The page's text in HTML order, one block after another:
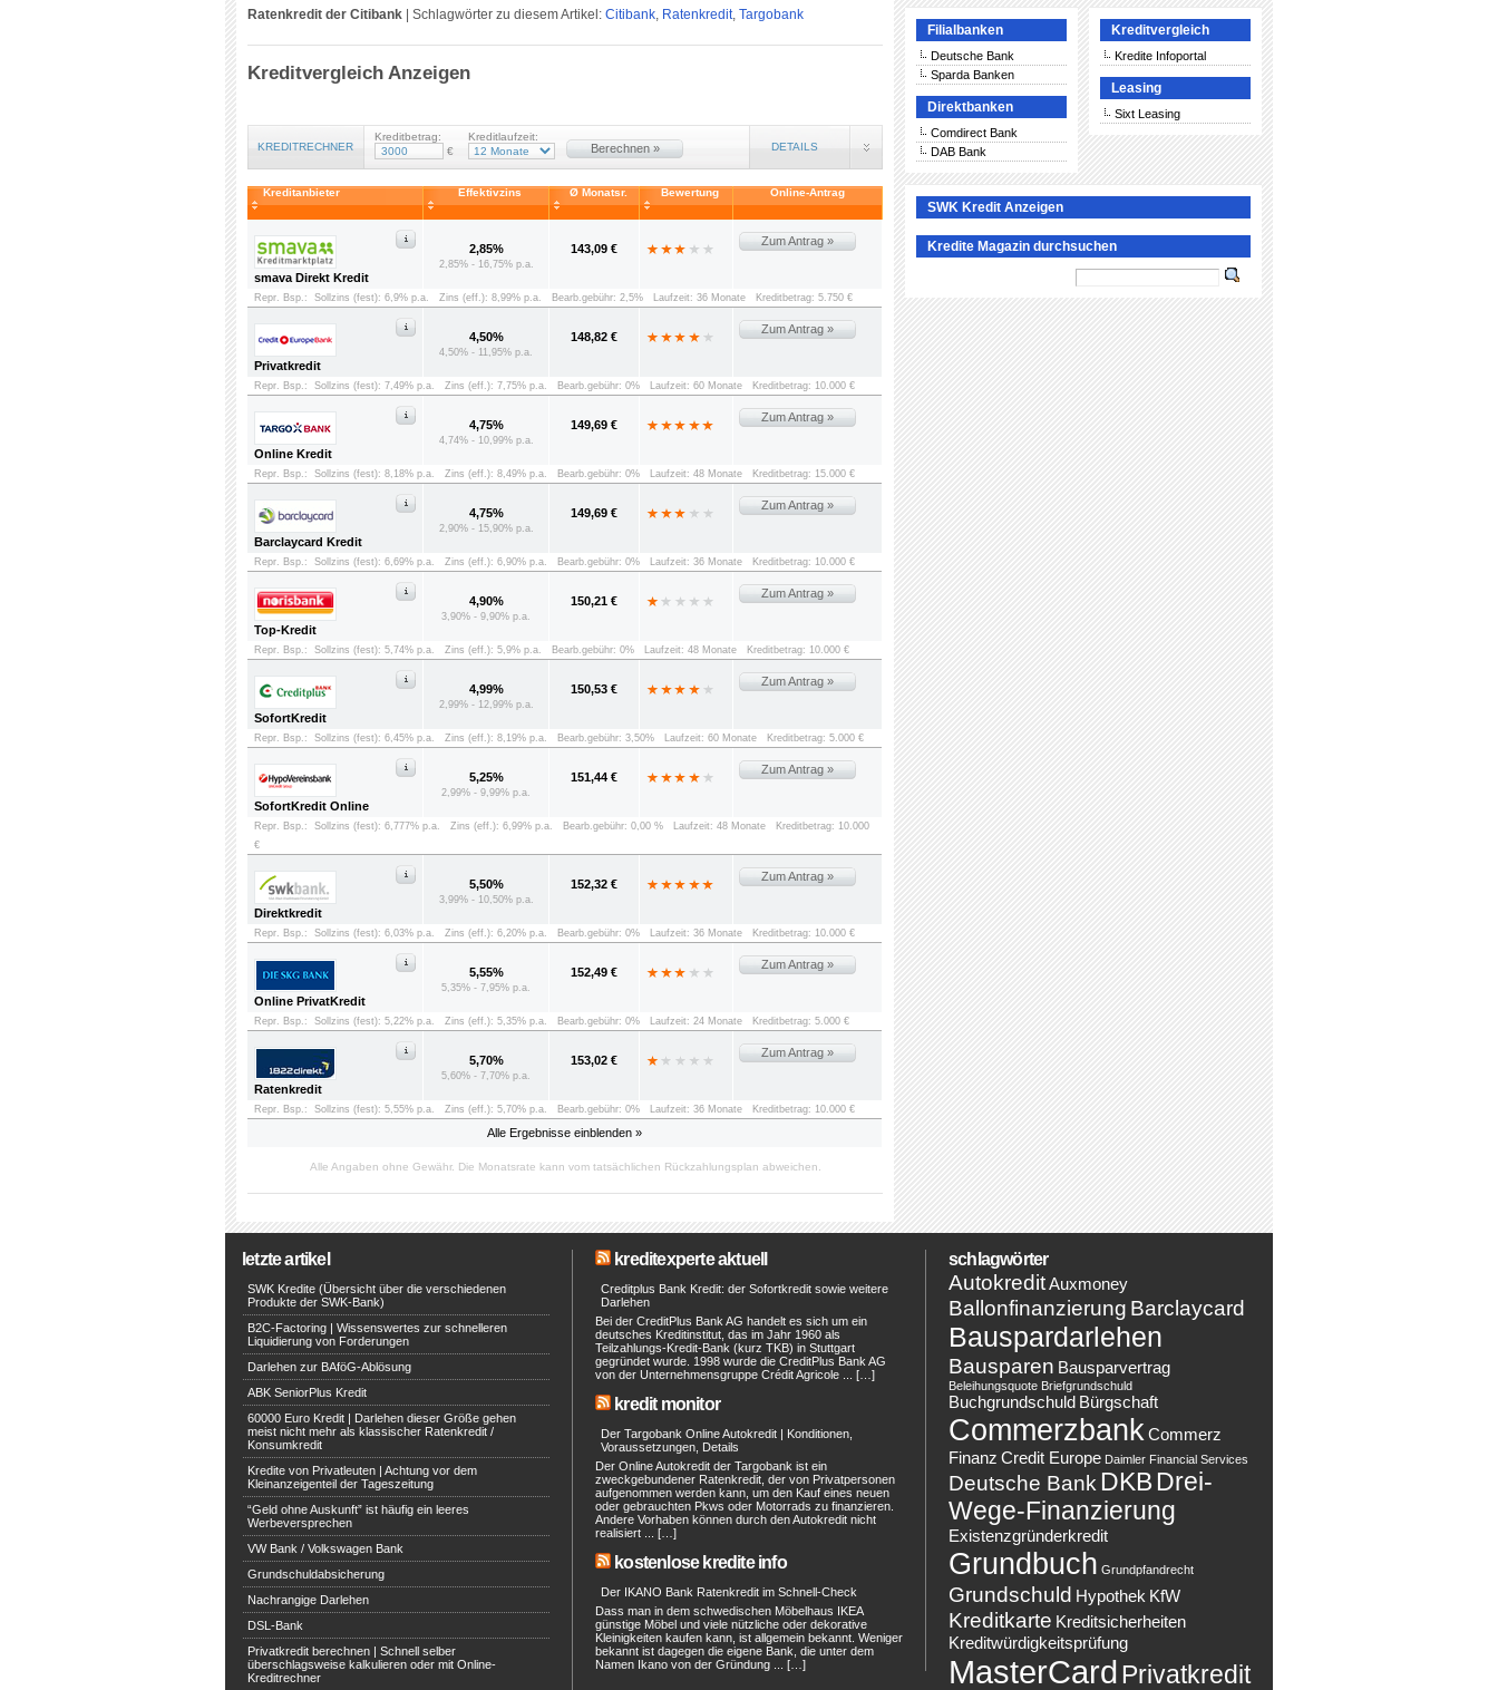
Ratenkredit der Citibank Schlagwörter zu diesem Artikel: Citibank, Ratenkredit, Targobank
Kreditvergleich Anzeigen
KREDITRECHNER
Kreditbetrag:
€
Kreditlaufzeit:
Berechnen » DETAILS
Kreditanbieter Effektivzins Ø Monatsr. Bewertung Online-Antrag
Alle Ergebnisse einblenden »
smava Direkt Kredit
2,85%
2,85% - 16,75% p.a.
143,09 €
Zum Antrag »
Repr. Bsp.: Sollzins (fest): 6,9% p.a. Zins (eff.): 8,99% p.a. Bearb.gebühr: 2,5% Laufzeit: 36 Monate Kreditbetrag: 5.750 €
Privatkredit
4,50%
4,50% - 11,95% p.a.
148,82 €
Zum Antrag »
Repr. Bsp.: Sollzins (fest): 7,49% p.a. Zins (eff.): 7,75% p.a. Bearb.gebühr: 0% Laufzeit: 60 Monate Kreditbetrag: 10.000 €
Online Kredit
4,75%
4,74% - 10,99% p.a.
149,69 €
Zum Antrag »
Repr. Bsp.: Sollzins (fest): 8,18% p.a. Zins (eff.): 8,49% p.a. Bearb.gebühr: 0% Laufzeit: 48 Monate Kreditbetrag: 15.000 €
Barclaycard Kredit
4,75%
2,90% - 15,90% p.a.
149,69 €
Zum Antrag »
Repr. Bsp.: Sollzins (fest): 6,69% p.a. Zins (eff.): 6,90% p.a. Bearb.gebühr: 0% Laufzeit: 36 Monate Kreditbetrag: 10.000 €
Top-Kredit
4,90%
3,90% - 9,90% p.a.
150,21 €
Zum Antrag »
Repr. Bsp.: Sollzins (fest): 5,74% p.a. Zins (eff.): 5,9% p.a. Bearb.gebühr: 0% Laufzeit: 48 Monate Kreditbetrag: 10.000 €
SofortKredit
4,99%
2,99% - 12,99% p.a.
150,53 €
Zum Antrag »
Repr. Bsp.: Sollzins (fest): 6,45% p.a. Zins (eff.): 8,19% p.a. Bearb.gebühr: 3,50% Laufzeit: 60 Monate Kreditbetrag: 5.000 €
SofortKredit Online
5,25%
2,99% - 9,99% p.a.
151,44 €
Zum Antrag »
Repr. Bsp.: Sollzins (fest): 6,777% p.a. Zins (eff.): 6,99% p.a. Bearb.gebühr: 0,00 % Laufzeit: 48 Monate
Kreditbetrag: 10.000
€
Direktkredit
5,50%
3,99% - 10,50% p.a.
152,32 €
Zum Antrag »
Repr. Bsp.: Sollzins (fest): 6,03% p.a. Zins (eff.): 6,20% p.a. Bearb.gebühr: 0% Laufzeit: 36 Monate Kreditbetrag: 10.000 €
Online PrivatKredit
5,55%
5,35% - 7,95% p.a.
152,49 €
Zum Antrag »
Repr. Bsp.: Sollzins (fest): 5,22% p.a. Zins (eff.): 5,35% p.a. Bearb.gebühr: 0% Laufzeit: 24 Monate Kreditbetrag: 5.000 €
Ratenkredit
5,70%
5,60% - 7,70% p.a.
153,02 €
Zum Antrag »
Repr. Bsp.: Sollzins (fest): 5,55% p.a. Zins (eff.): 5,70% p.a. Bearb.gebühr: 0% Laufzeit: 36 Monate Kreditbetrag: 10.000 €
Alle Angaben ohne Gewähr. Die Monatsrate kann vom tatsächlichen Rückzahlungsplan abweichen.
Filialbanken
Deutsche Bank
Sparda Banken
Direktbanken
Comdirect Bank
DAB Bank
Kreditvergleich
Kredite Infoportal
Leasing
Sixt Leasing
SWK Kredit Anzeigen
Kredite Magazin durchsuchen
letzte artikel
SWK Kredite (Übersicht über die verschiedenen
Produkte der SWK-Bank)
B2C-Factoring | Wissenswertes zur schnelleren
Liquidierung von Forderungen
Darlehen zur BAföG-Ablösung
ABK SeniorPlus Kredit
60000 Euro Kredit | Darlehen dieser Größe gehen
meist nicht mehr als klassischer Ratenkredit /
Konsumkredit
Kredite von Privatleuten | Achtung vor dem
Kleinanzeigenteil der Tageszeitung
“Geld ohne Auskunft” ist häufig ein leeres
Werbeversprechen
VW Bank / Volkswagen Bank
Grundschuldabsicherung
Nachrangige Darlehen
DSL-Bank
Privatkredit berechnen | Schnell selber
überschlagsweise kalkulieren oder mit Online-
Kreditrechner
kreditexperte aktuell
Creditplus Bank Kredit: der Sofortkredit sowie weitere
Darlehen
Bei der CreditPlus Bank AG handelt es sich um ein
deutsches Kreditinstitut, das im Jahr 1960 als
Teilzahlungs-Kredit-Bank (kurz TKB) in Stuttgart
gegründet wurde. 1998 wurde die CreditPlus Bank AG
von der Unternehmensgruppe Crédit Agricole ... […]
kredit monitor
Der Targobank Online Autokredit | Konditionen,
Voraussetzungen, Details
Der Online Autokredit der Targobank ist ein
zweckgebundener Ratenkredit, der von Privatpersonen
aufgenommen werden kann, um den Kauf eines neuen
oder gebrauchten Pkws oder Motorrads zu finanzieren.
Andere Vorhaben können durch den Autokredit nicht
realisiert ... […]
kostenlose kredite info
Der IKANO Bank Ratenkredit im Schnell-Check
Dass man in dem schwedischen Möbelhaus IKEA
günstige Möbel und viele nützliche oder dekorative
Kleinigkeiten kaufen kann, ist allgemein bekannt. Weniger
bekannt ist dagegen die eigene Bank, die unter dem
Namen Ikano von der Gründung ... […]
schlagwörter
AutokreditAuxmoney
Ballonfinanzierung Barclaycard
Bauspardarlehen
Bausparen Bausparvertrag
Beleihungsquote Briefgrundschuld
Buchgrundschuld Bürgschaft
Commerzbank Commerz
Finanz Credit Europe Daimler Financial Services
Deutsche Bank DKB Drei-
Wege-Finanzierung
Existenzgründerkredit
Grundbuch Grundpfandrecht
Grundschuld Hypothek KfW
Kreditkarte Kreditsicherheiten
Kreditwürdigkeitsprüfung
MasterCard Privatkredit